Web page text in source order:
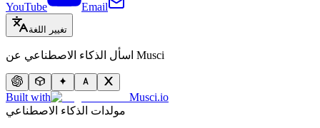
YouTube Email
تغيير اللغة
اسأل الذكاء الاصطناعي عن Musci
Built with
Musci.io
مولدات الذكاء الاصطناعي